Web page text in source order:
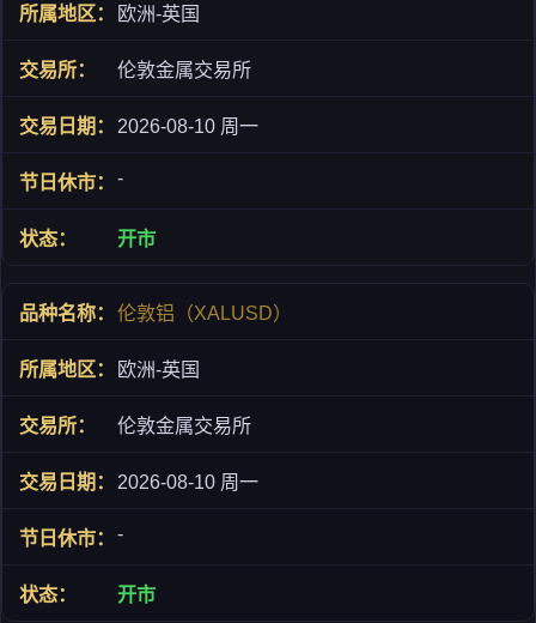
欧洲-英国
伦敦金属交易所
2026-08-10 周一
-
开市
伦敦铝（XALUSD）
欧洲-英国
伦敦金属交易所
2026-08-10 周一
-
开市